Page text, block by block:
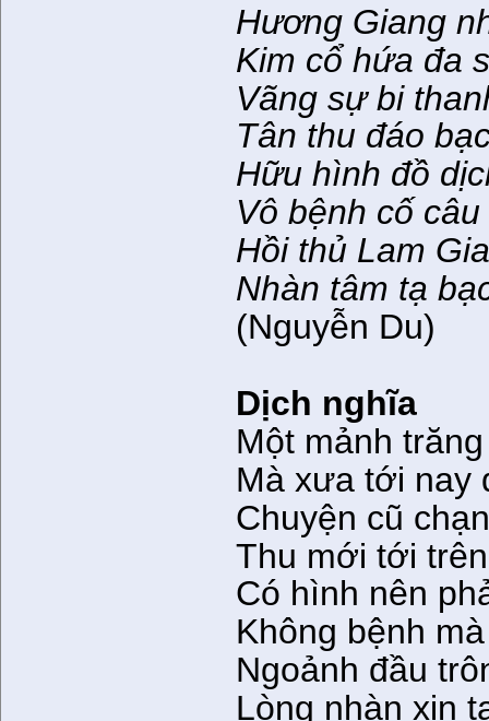
Hương Giang
Kim cổ hứa đa
Vãng sự bi
Tân thu đáo
Hữu hình đồ
Vô bệnh cố
Hồi thủ Lam
Nhàn tâm tạ
(Nguyễn Du)
Dịch nghĩa
Một mảnh
Mà xưa tới nay
Chuyện cũ
Thu mới tới
Có hình nên
Không bệnh
Ngoảnh đầu
Lòng nhàn xin